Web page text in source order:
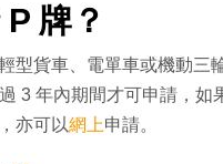
牌？
型貨車、電單車或機動三
3 年內期間才可申請，
亦可以網上申請。